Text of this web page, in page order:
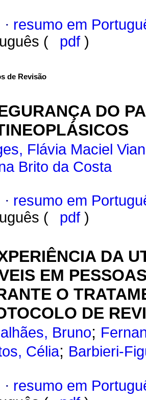
· resumo em
(
pdf )
de Revisão
DO
Flávia Maciel
Brito da Costa
· resumo em
(
pdf )
DA
EM
O
DE
Bruno;
Célia; Barbieri-
· resumo em